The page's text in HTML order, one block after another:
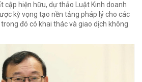
cập hiện hữu, dự thảo Luật Kinh doanh
kỳ vọng tạo nền tảng pháp lý cho các
đó có khai thác và giao dịch không